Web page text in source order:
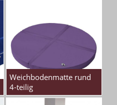
Weichbodenmatte rund
4-teilig